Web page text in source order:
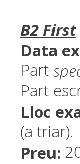
B2 First
Data
Part
Part
Lloc
(a triar).
Preu: